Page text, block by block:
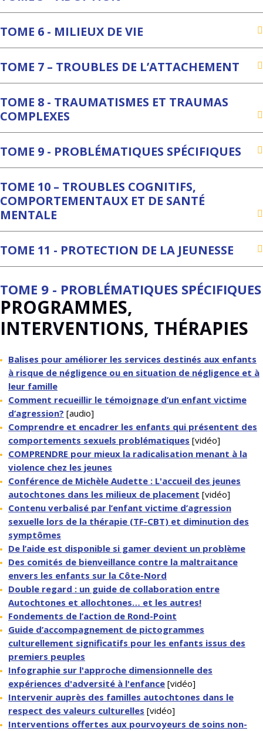
TOME 6 - MILIEUX DE VIE
TOME 7 – TROUBLES DE L’ATTACHEMENT
TOME 8 - TRAUMATISMES ET TRAUMAS
COMPLEXES
TOME 9 - PROBLÉMATIQUES SPÉCIFIQUES
TOME 10 – TROUBLES COGNITIFS,
COMPORTEMENTAUX ET DE SANTÉ
MENTALE
TOME 11 - PROTECTION DE LA JEUNESSE
TOME 9 - PROBLÉMATIQUES SPÉCIFIQUES
PROGRAMMES,
INTERVENTIONS, THÉRAPIES
Balises pour améliorer les services destinés aux enfants
à risque de négligence ou en situation de négligence et à
leur famille
Comment recueillir le témoignage d’un enfant victime
d’agression? [audio]
Comprendre et encadrer les enfants qui présentent des
comportements sexuels problématiques [vidéo]
COMPRENDRE pour mieux la radicalisation menant à la
violence chez les jeunes
Conférence de Michèle Audette : L'accueil des jeunes
autochtones dans les milieux de placement [vidéo]
Contenu verbalisé par l’enfant victime d’agression
sexuelle lors de la thérapie (TF-CBT) et diminution des
symptômes
De l’aide est disponible si gamer devient un problème
Des comités de bienveillance contre la maltraitance
envers les enfants sur la Côte-Nord
Double regard : un guide de collaboration entre
Autochtones et allochtones… et les autres!
Fondements de l’action de Rond-Point
Guide d’accompagnement de pictogrammes
culturellement significatifs pour les enfants issus des
premiers peuples
Infographie sur l'approche dimensionnelle des
expériences d'adversité à l'enfance [vidéo]
Intervenir auprès des familles autochtones dans le
respect des valeurs culturelles [vidéo]
Interventions offertes aux pourvoyeurs de soins non-